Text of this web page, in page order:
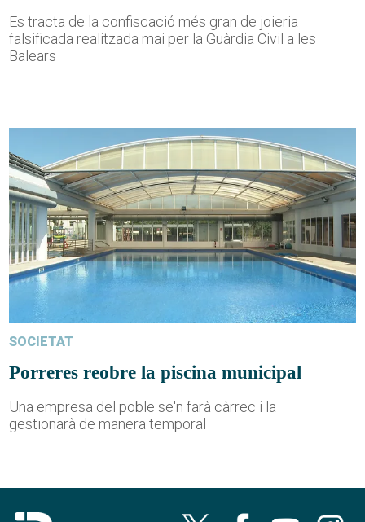
Es tracta de la confiscació més gran de joieria
falsificada realitzada mai per la Guàrdia Civil a les
Balears
SOCIETAT
Porreres reobre la piscina municipal
Una empresa del poble se'n farà càrrec i la
gestionarà de manera temporal